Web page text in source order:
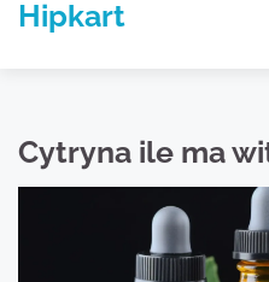
SkipHipkart
Cytryna ile ma